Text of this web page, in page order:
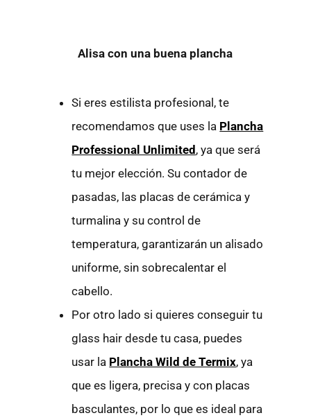
Alisa con una buena plancha
Si eres estilista profesional, te
recomendamos que uses la Plancha
Professional Unlimited, ya que será
tu mejor elección. Su contador de
pasadas, las placas de cerámica y
turmalina y su control de
temperatura, garantizarán un alisado
uniforme, sin sobrecalentar el
cabello.
Por otro lado si quieres conseguir tu
glass hair desde tu casa, puedes
usar la Plancha Wild de Termix, ya
que es ligera, precisa y con placas
basculantes, por lo que es ideal para